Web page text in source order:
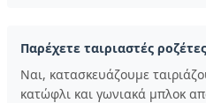
Παρέχετε ταιριαστές
Ναι, κατασκευάζουμε
κατώφλι και γωνιακά μπλοκ